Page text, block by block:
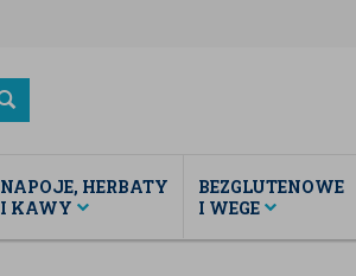
NAPOJE, HERBATY
I KAWY
BEZGLUTENOWE
I WEGE